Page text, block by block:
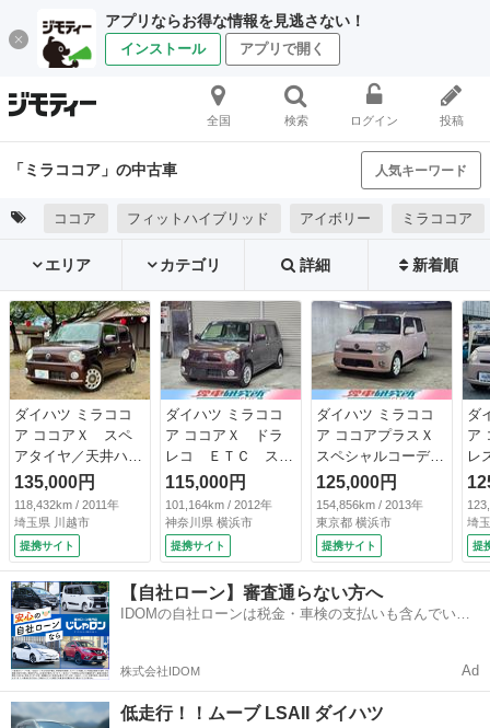
アプリならお得な情報を見逃さない！
インストール アプリで開く
全国 検索 ログイン 投稿
「ミラココア」の中古車 人気キーワード
ココア フィットハイブリッド アイボリー ミラココア
エリア カテゴリ 詳細 新着順
ダイハツ ミラココ
ア ココアＸ スペ
アタイヤ／天井ハゲ
／ハンドルカバー／
シートリフター／社
外ナビ／オートエア
コン／キーレス／タ
イミングチェーン
（検9.8）
135,000円
118,432km / 2011年
埼玉県 川越市
提携サイト
ダイハツ ミラココ
ア ココアＸ ドラ
レコ ＥＴＣ スマ
ートキー フォグ
オートエアコン 電
格ミラー ＣＤ シ
ートリフター タイ
ミングチェーン 修
復歴なし フラット
シート 室内クリー
ニング済み （な
115,000円
101,164km / 2012年
神奈川県 横浜市
提携サイト
ダイハツ ミラココ
ア ココアプラスＸ
スペシャルコーデ
Ｂｌｕｅｔｏｏｔｈ
接続 フルセグ Ｅ
ＴＣ エコアイド
ル ルーフレール
オートエアコン 電
格ミラー シートリ
フター 修復歴な
し タイミングチェ
125,000円
154,856km / 2013年
東京都 横浜市
提携サイト
ダ
ア
レ
動
チ
Ａ
ー
接
埼
提
【自社ローン】審査通らない方へ
IDOMの自社ローンは税金・車検の支払いも含んでいる
株式会社IDOM Ad
低走行！！ムーブ LSAII ダイハツ